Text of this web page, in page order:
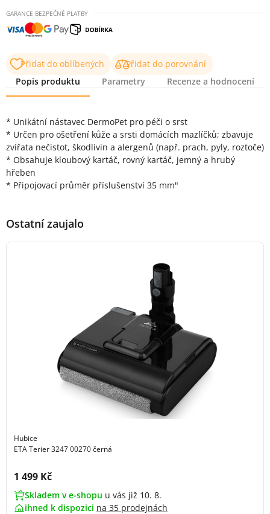
GARANCE BEZPEČNÉ PLATBY
Přidat do oblíbených
Přidat do porovnání
Popis produktu
Parametry Recenze a hodnocení
* Unikátní nástavec DermoPet pro péči o srst
* Určen pro ošetření kůže a srsti domácích mazlíčků; zbavuje
zvířata nečistot, škodlivin a alergenů (např. prach, pyly, roztoče)
* Obsahuje kloubový kartáč, rovný kartáč, jemný a hrubý
hřeben
* Připojovací průměr příslušenství 35 mm"
Ostatní zaujalo
Hubice
ETA Terier 3247 00270 černá
Cena s DPH:
1 499 Kč
Skladem v e-shopu u vás již 10. 8.
ihned k dispozici na 35 prodejnách